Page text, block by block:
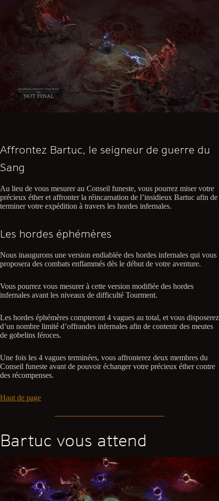
Affrontez Bartuc, le seigneur de guerre du
Sang
Au lieu de vous mesurer au Conseil funeste, vous pourrez miser votre
précieux éther et affronter la réincarnation de l’insidieux Bartuc afin de
terminer votre expédition à travers les hordes infernales.
Les hordes éphémères
Nous inaugurons une version endiablée des hordes infernales qui vous
proposera des combats enflammés dès le début de votre aventure.
Vous pourrez vous mesurer à cette version modifiée des hordes
infernales avant les niveaux de difficulté Tourment.
Les hordes éphémères compteront 4 vagues au total, et vous disposerez
d’un nombre limité d’offrandes infernales afin de contenir des meutes
de gobelins féroces.
Une fois les 4 vagues terminées, vous affronterez deux membres du
Conseil funeste avant de pouvoir échanger votre précieux éther contre
des récompenses.
Haut de page
Bartuc vous attend